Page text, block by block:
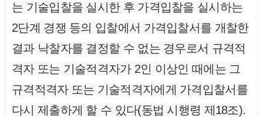
는 기술입찰을 실시한 후 가격입찰을 실시하는
2단계 경쟁 등의 입찰에서 가격입찰서를 개찰한
결과 낙찰자를 결정할 수 없는 경우로서 규격적
격자 또는 기술적격자가 2인 이상인 때에는 그
규격적격자 또는 기술적격자에게 가격입찰서를
다시 제출하게 할 수 있다(동법 시행령 제18조).